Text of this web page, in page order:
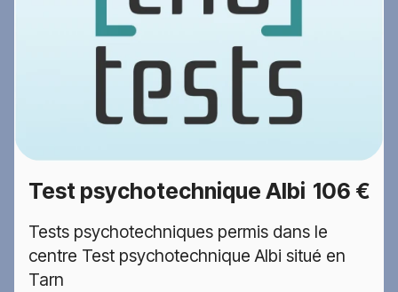
Test psychotechnique Albi 106 €
Tests psychotechniques permis dans le
centre Test psychotechnique Albi situé en
Tarn